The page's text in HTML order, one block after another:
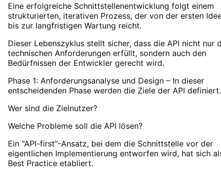
Eine erfolgreiche Schnittstellenentwicklung folgt einem
strukturierten, iterativen Prozess, der von der ersten
bis zur langfristigen Wartung reicht.
Dieser Lebenszyklus stellt sicher, dass die API nicht nur
technischen Anforderungen erfüllt, sondern auch den
Bedürfnissen der Entwickler gerecht wird.
Phase 1: Anforderungsanalyse und Design – In dieser
entscheidenden Phase werden die Ziele der API definiert.
Wer sind die Zielnutzer?
Welche Probleme soll die API lösen?
Ein "API-first"-Ansatz, bei dem die Schnittstelle vor der
eigentlichen Implementierung entworfen wird, hat sich
Best Practice etabliert.